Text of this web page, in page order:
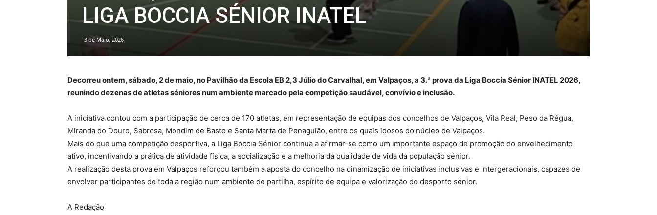
LIGA BOCCIA SÉNIOR INATEL
3 de Maio, 2026
Decorreu ontem, sábado, 2 de maio, no Pavilhão da Escola EB 2,3 Júlio do Carvalhal, em Valpaços, a 3.ª prova da Liga Boccia Sénior INATEL 2026,
reunindo dezenas de atletas séniores num ambiente marcado pela competição saudável, convívio e inclusão.
A iniciativa contou com a participação de cerca de 170 atletas, em representação de equipas dos concelhos de Valpaços, Vila Real, Peso da Régua,
Miranda do Douro, Sabrosa, Mondim de Basto e Santa Marta de Penaguião, entre os quais idosos do núcleo de Valpaços.
Mais do que uma competição desportiva, a Liga Boccia Sénior continua a afirmar-se como um importante espaço de promoção do envelhecimento
ativo, incentivando a prática de atividade física, a socialização e a melhoria da qualidade de vida da população sénior.
A realização desta prova em Valpaços reforçou também a aposta do concelho na dinamização de iniciativas inclusivas e intergeracionais, capazes de
envolver participantes de toda a região num ambiente de partilha, espírito de equipa e valorização do desporto sénior.
A Redação